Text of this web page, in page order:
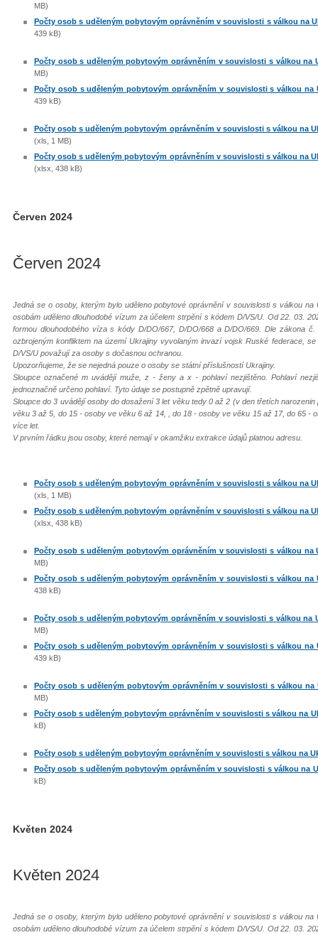
MB)
Počty osob s uděleným pobytovým oprávněním v souvislosti s válkou na
439 kB)
Počty osob s uděleným pobytovým oprávněním v souvislosti s válkou na
MB)
Počty osob s uděleným pobytovým oprávněním v souvislosti s válkou na
439 kB)
Počty osob s uděleným pobytovým oprávněním v souvislosti s válkou na
(xls, 1 MB)
Počty osob s uděleným pobytovým oprávněním v souvislosti s válkou na
(xlsx, 438 kB)
Červen 2024
Červen 2024
Jedná se o osoby, kterým bylo uděleno pobytové oprávnění v souvislosti s válkou
osobám uděleno dlouhodobé vízum za účelem strpění s kódem D/VS/U. Od 22. 03.
formou dlouhodobého víza s kódy D/DO/667, D/DO/668 a D/DO/669. Dle zákona
ozbrojeným konfliktem na území Ukrajiny vyvolaným invazí vojsk Ruské federace,
D/VS/U považují za osoby s dočasnou ochranou.
Upozorňujeme, že se nejedná pouze o osoby se státní příslušností Ukrajiny.
Sloupce označené m uvádějí muže, z - ženy a x - pohlaví nezjištěno. Pohlaví
jednoznačně určeno pohlaví. Tyto údaje se postupně zpětně upravují.
Sloupce do 3 uvádějí osoby do dosažení 3 let věku tedy 0 až 2 (v den třetích
věku 3 až 5, do 15 - osoby ve věku 6 až 14, , do 18 - osoby ve věku 15 až 17, do 65 -
více let.
V prvním řádku jsou osoby, které nemají v okamžiku extrakce údajů platnou adresu.
Počty osob s uděleným pobytovým oprávněním v souvislosti s válkou na
(xls, 1 MB)
Počty osob s uděleným pobytovým oprávněním v souvislosti s válkou na
(xlsx, 438 kB)
Počty osob s uděleným pobytovým oprávněním v souvislosti s válkou na
MB)
Počty osob s uděleným pobytovým oprávněním v souvislosti s válkou na
438 kB)
Počty osob s uděleným pobytovým oprávněním v souvislosti s válkou na
MB)
Počty osob s uděleným pobytovým oprávněním v souvislosti s válkou na
439 kB)
Počty osob s uděleným pobytovým oprávněním v souvislosti s válkou na
MB)
Počty osob s uděleným pobytovým oprávněním v souvislosti s válkou na
kB)
Počty osob s uděleným pobytovým oprávněním v souvislosti s válkou na
Počty osob s uděleným pobytovým oprávněním v souvislosti s válkou na
kB)
Květen 2024
Květen 2024
Jedná se o osoby, kterým bylo uděleno pobytové oprávnění v souvislosti s válkou
osobám uděleno dlouhodobé vízum za účelem strpění s kódem D/VS/U. Od 22. 03.